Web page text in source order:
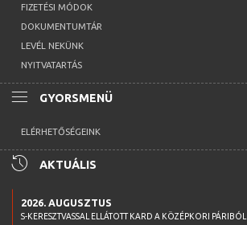
FIZETÉSI MÓDOK
DOKUMENTUMTÁR
LEVÉL NEKÜNK
NYITVATARTÁS
menu GYORSMENÜ
ELÉRHETŐSÉGEINK
history AKTUÁLIS
2026. AUGUSZTUS
S-KERESZTVASSAL ELLÁTOTT KARD A KÖZÉPKORI PÁRIBÓL